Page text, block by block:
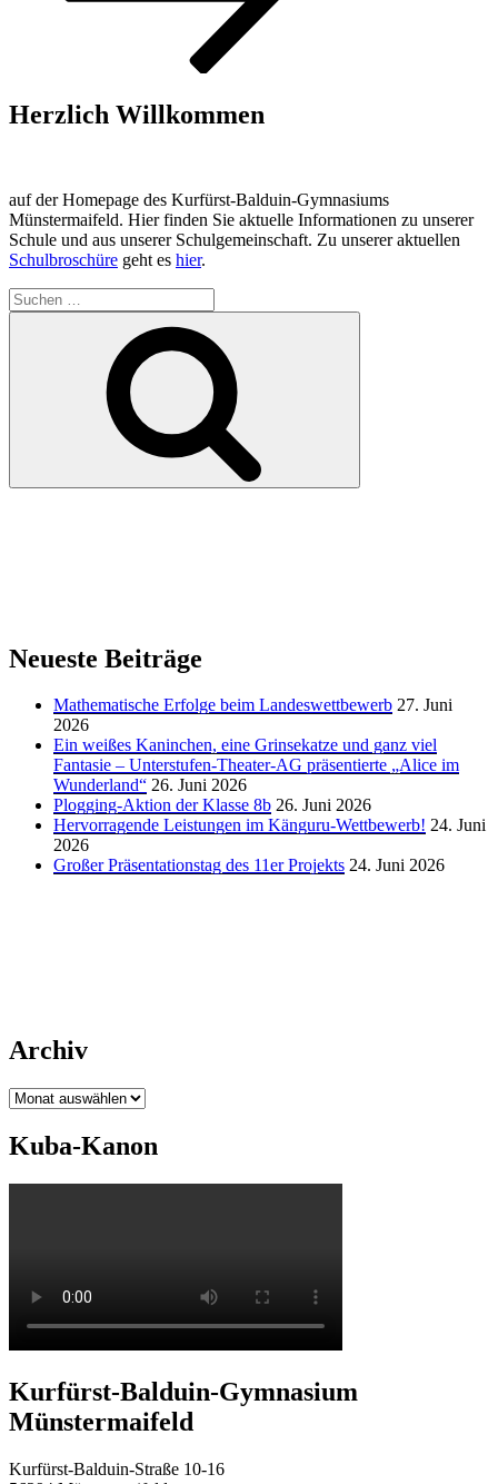
Herzlich Willkommen
auf der Homepage des Kurfürst-Balduin-Gymnasiums
Münstermaifeld. Hier finden Sie aktuelle Informationen zu unserer
Schule und aus unserer Schulgemeinschaft. Zu unserer aktuellen
Schulbroschüre geht es hier.
Suchen
nach:
Neueste Beiträge
Mathematische Erfolge beim Landeswettbewerb 27. Juni
2026
Ein weißes Kaninchen, eine Grinsekatze und ganz viel
Fantasie – Unterstufen-Theater-AG präsentierte „Alice im
Wunderland“ 26. Juni 2026
Plogging-Aktion der Klasse 8b 26. Juni 2026
Hervorragende Leistungen im Känguru-Wettbewerb! 24. Juni
2026
Großer Präsentationstag des 11er Projekts 24. Juni 2026
Archiv
Archiv
Kuba-Kanon
Kurfürst-Balduin-Gymnasium
Münstermaifeld
Kurfürst-Balduin-Straße 10-16